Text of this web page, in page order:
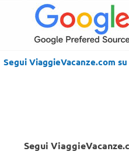
Segui ViaggieVacanze.com
Segui